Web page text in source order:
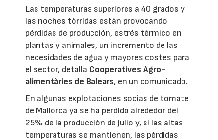
Las temperaturas superiores a 40 grados y
las noches tórridas están provocando
pérdidas de producción, estrés térmico en
plantas y animales, un incremento de las
necesidades de agua y mayores costes para
el sector, detalla Cooperatives Agro-
alimentàries de Balears, en un comunicado.
En algunas explotaciones socias de tomate
de Mallorca ya se ha perdido alrededor del
25% de la producción de julio y, si las altas
temperaturas se mantienen, las pérdidas